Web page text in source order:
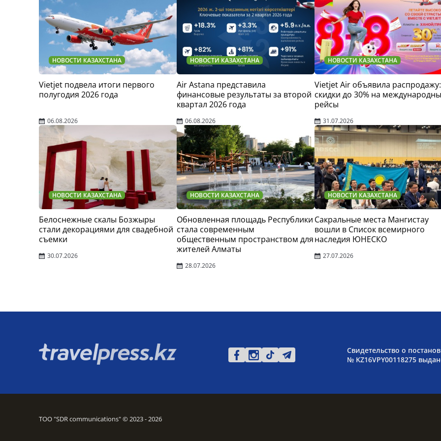
НОВОСТИ КАЗАХСТАНА
Vietjet подвела итоги первого
полугодия 2026 года
06.08.2026
НОВОСТИ КАЗАХСТАНА
Air Astana представила
финансовые результаты за второй
квартал 2026 года
06.08.2026
НОВОСТИ КАЗАХСТАНА
Vietjet Air объявила распродажу:
скидки до 30% на
рейсы
31.07.2026
НОВОСТИ КАЗАХСТАНА
Белоснежные скалы Бозжыры
стали декорациями для свадебной
съемки
30.07.2026
НОВОСТИ КАЗАХСТАНА
Обновленная площадь Республики
стала современным
общественным пространством для
жителей Алматы
28.07.2026
НОВОСТИ КАЗАХСТАНА
Сакральные места Мангистау
вошли в Список всемирного
наследия ЮНЕСКО
27.07.2026
Свидетельство о
№ KZ16VPY00118275
ТОО "SDR communications" © 2023 - 2026